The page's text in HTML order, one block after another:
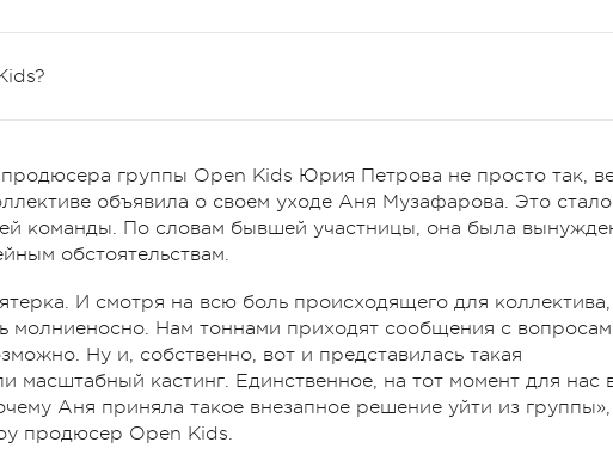
группы Open Kids Юрия Петрова не просто так,
объявила о своем уходе Аня Музафарова. Это стало
команды. По словам бывшей участницы, она была
обстоятельствам.
И смотря на всю боль происходящего для коллектива,
молниеносно. Нам тоннами приходят сообщения с
Ну и, собственно, вот и представилась такая
масштабный кастинг. Единственное, на тот момент для нас
Аня приняла такое внезапное решение уйти из
продюсер Open Kids.